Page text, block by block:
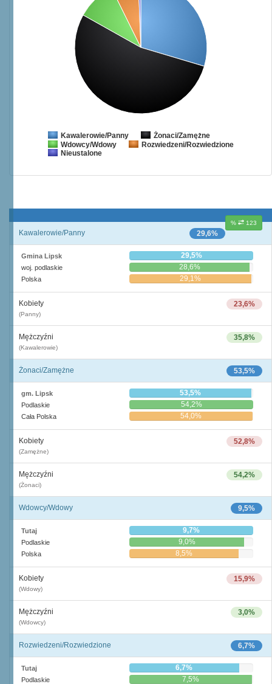
Kawalerowie/Panny Żonaci/Zamężne
Wdowcy/Wdowy
Rozwiedzeni/Rozwiedzione
Nieustalone
% 123
29,6%
Kawalerowie/Panny
Gmina Lipsk 29,5%
woj. podlaskie 28,6%
Polska 29,1%
23,6%
Kobiety
(Panny)
35,8%
Mężczyźni
(Kawalerowie)
53,5%
Żonaci/Zamężne
gm. Lipsk 53,5%
Podlaskie 54,2%
Cała Polska 54,0%
52,8%
Kobiety
(Zamężne)
54,2%
Mężczyźni
(Żonaci)
9,5%
Wdowcy/Wdowy
Tutaj 9,7%
Podlaskie 9,0%
Polska 8,5%
15,9%
Kobiety
(Wdowy)
3,0%
Mężczyźni
(Wdowcy)
6,7%
Rozwiedzeni/Rozwiedzione
Tutaj 6,7%
Podlaskie 7,5%